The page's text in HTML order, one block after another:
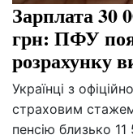
Зарплата 30
грн: ПФУ
розрахунку
Українці з
страховим
пенсію близько